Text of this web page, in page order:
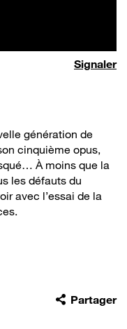
Signaler
génération de
cinquième opus,
À moins que la
les défauts du
avec l’essai de la
Partager